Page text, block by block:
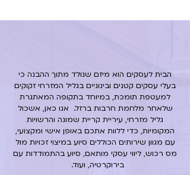
הבית לעסקים הוא מיזם שנולד מתוך ההבנה כי
בעלי עסקים קטנים ובינוניים בגליל המזרחי זקוקים
למעטפת תומכת, במיוחד בתקופה המאתגרת
שלאחר מלחמת חרבות ברזל. אנו כאן, אשכול
גליל מזרחי, עיריית קריית שמונה והרשויות
המקומיות, כדי ללוות אתכם באופן אישי ומקצועי,
עם מגוון שירותים הכוללים סיוע במיצוי זכויות מול
מס רכוש, ליווי עסקי מותאם, סיוע בהתמודדות עם
בירוקרטיה, ועוד.